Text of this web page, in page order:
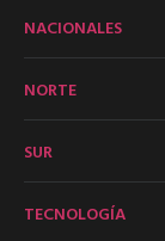
NACIONALES
NORTE
SUR
TECNOLOGÍA